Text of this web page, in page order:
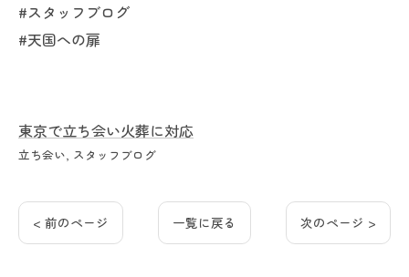
#スタッフブログ
#天国への扉
東京で立ち会い火葬に対応
立ち会い スタッフブログ
< 前のページ 一覧に戻る 次のページ >